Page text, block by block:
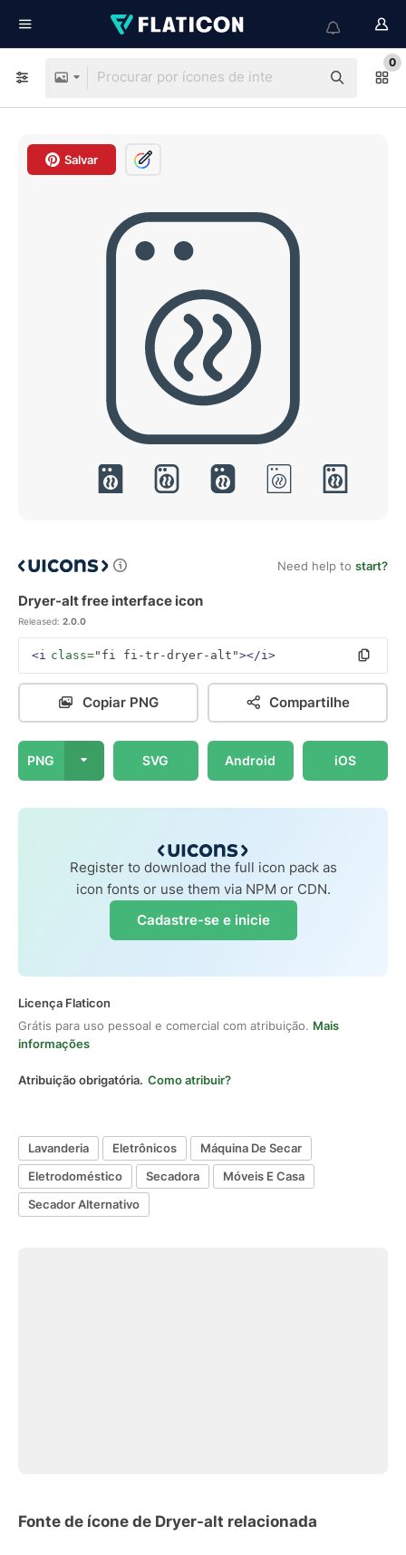
0
Salvar
Need help to start?
Dryer-alt free interface icon
Released: 2.0.0
<i class="fi fi-tr-dryer-alt"></i>
Copiar PNG Compartilhe
PNG SVG Android iOS
Register to download the full icon pack as
icon fonts or use them via NPM or CDN.
Cadastre-se e inicie
Licença Flaticon
Grátis para uso pessoal e comercial com atribuição. Mais
informações
Atribuição obrigatória. Como atribuir?
Lavanderia Eletrônicos
Máquina De Secar
Eletrodoméstico
Secadora
Móveis E Casa
Secador Alternativo
Fonte de ícone de Dryer-alt relacionada